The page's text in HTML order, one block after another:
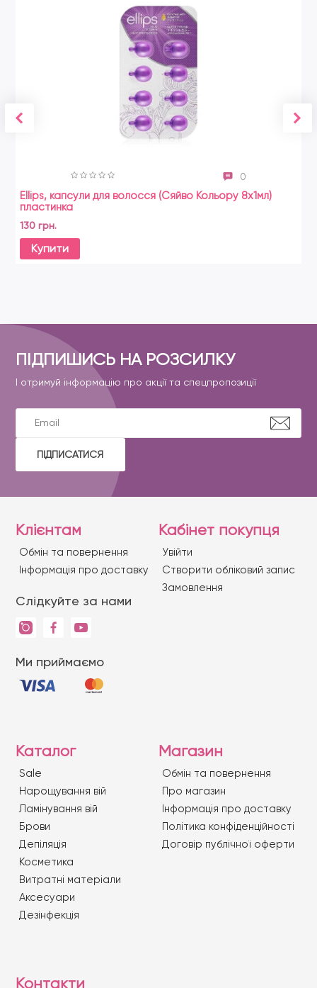
0
Ellips, капсули для волосся (Сяйво Кольору 8x1мл)
пластинка
130 грн.
Купити
ПІДПИШИСЬ НА РОЗСИЛКУ
І отримуй інформацію про акції та спецпропозиції
ПІДПИСАТИСЯ
Клієнтам
Обмін та повернення
Iнформація про доставку
Слідкуйте за нами
Ми приймаємо
Кабінет покупця
Увійти
Створити обліковий запис
Замовлення
Каталог
Sale
Нарощування вій
Ламінування вій
Брови
Депіляція
Косметика
Витратні матеріали
Аксесуари
Дезінфекція
Магазин
Обмін та повернення
Про магазин
Iнформація про доставку
Політика конфіденційності
Договір публічної оферти
Контакти